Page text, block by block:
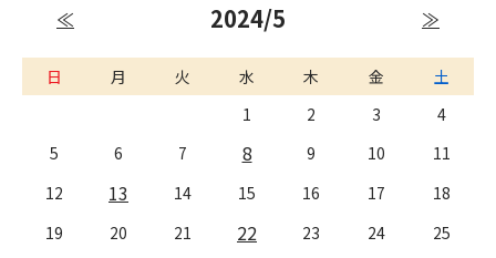
≪ 2024/5 ≫
日 月 火 水 木 金
土
1
2 3
4
5
6 7 8 9 10
11
12
13 14 15 16 17
18
19
20 21 22 23 24
25